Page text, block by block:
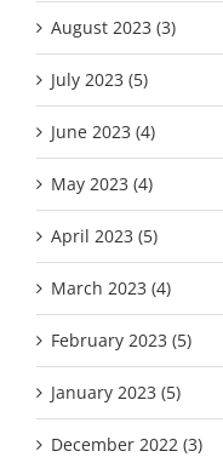
August 2023 (3)
July 2023 (5)
June 2023 (4)
May 2023 (4)
April 2023 (5)
March 2023 (4)
February 2023 (5)
January 2023 (5)
December 2022 (3)